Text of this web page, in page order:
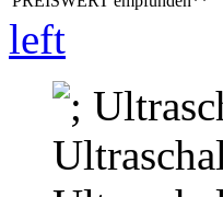
left